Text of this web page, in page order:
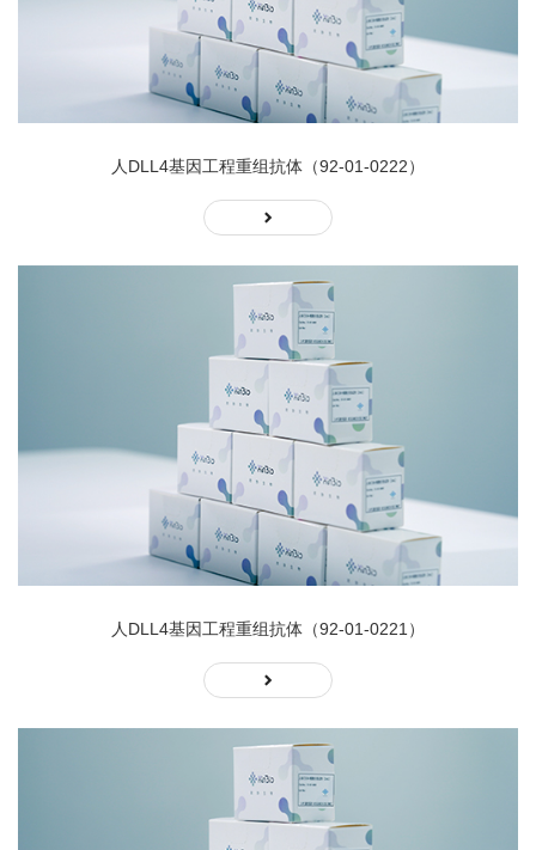
人DLL4基因工程重组抗体（92-01-0222）
人DLL4基因工程重组抗体（92-01-0221）